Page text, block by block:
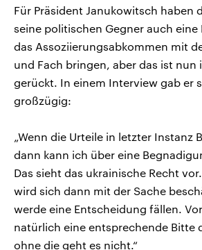
Für Präsident Janukowitsch haben
seine politischen Gegner auch eine
das Assoziierungsabkommen mit
und Fach bringen, aber das ist nun
gerückt. In einem Interview gab er
großzügig:
„Wenn die Urteile in letzter Instanz
dann kann ich über eine
Das sieht das ukrainische Recht
wird sich dann mit der Sache
werde eine Entscheidung fällen.
natürlich eine entsprechende Bitte
ohne die geht es nicht.“